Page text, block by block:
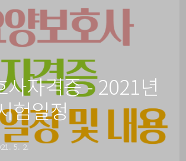
사자격증 - 2021년
험일정
5. 2.